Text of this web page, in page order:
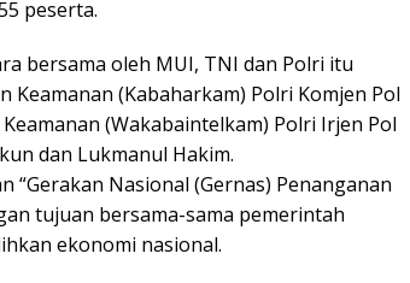
peserta.
bersama oleh MUI, TNI dan Polri itu
Keamanan (Kabaharkam) Polri Komjen Pol
(Wakabaintelkam) Polri Irjen Pol
dan Lukmanul Hakim.
“Gerakan Nasional (Gernas) Penanganan
tujuan bersama-sama pemerintah
ekonomi nasional.